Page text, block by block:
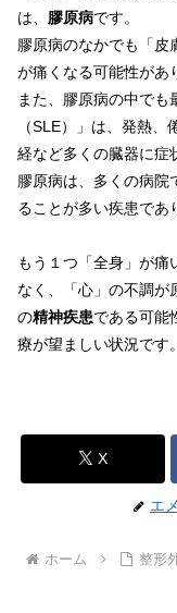
は、 膠原病です。
膠原病のなかでも「皮
が痛くなる可能性があ
また、膠原病の中でも
（SLE）」は、発熱
経など多くの臓器に症
膠原病は、多くの病院
ることが多い疾患であ
もう１つ「全身」が痛
なく、「心」の不調が
の精神疾患である可能
療が望ましい状況です。
X
エ
ホーム 整形